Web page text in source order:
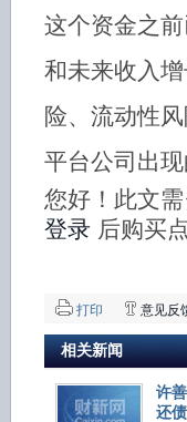
这个资金之
和未来收入
险、流动性
平台公司出
您好！此文需
登录 后购买
打印 意见反
相关新闻
许
还